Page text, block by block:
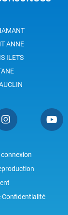
ANNE
ILETS
Confidentialité